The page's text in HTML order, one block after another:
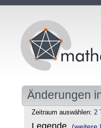
Änderungen
Zeitraum auswählen: 2
Legende